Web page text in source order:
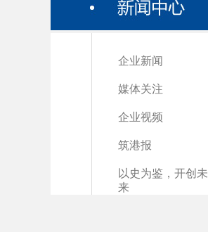
企业新闻
媒体关注
企业视频
筑港报
以史为鉴，开创未
来